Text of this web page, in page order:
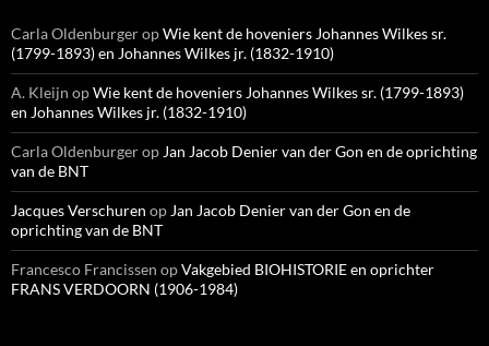
Carla OldenburgeropWie kent de hoveniers Johannes Wilkes sr.
(1799-1893) en Johannes Wilkes jr. (1832-1910)
A. Kleijn opWie kent de hoveniers Johannes Wilkes sr. (1799-1893)
en Johannes Wilkes jr. (1832-1910)
Carla Oldenburgerop Jan Jacob Denier van der Gon en de oprichting
van de BNT
Jacques Verschuren op Jan Jacob Denier van der Gon en de
oprichting van de BNT
Francesco Francissen opVakgebied BIOHISTORIE en oprichter
FRANS VERDOORN (1906-1984)